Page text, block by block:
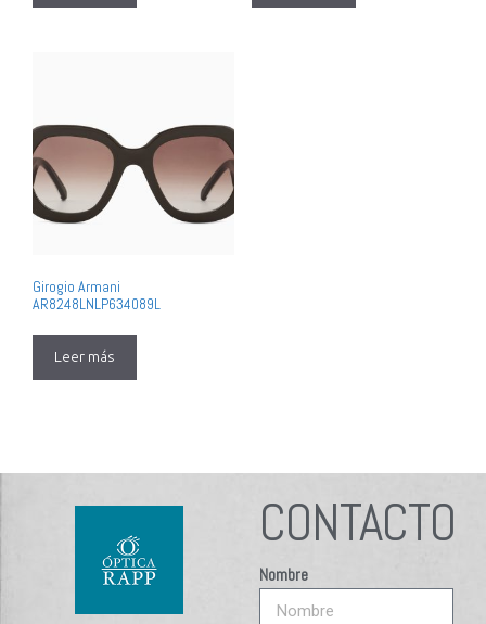
Girogio Armani
AR8248LNLP634089L
Leer más
CONTACTO
Nombre